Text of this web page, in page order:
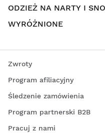
ODZIEŻ NA NARTY I
WYRÓŻNIONE
Zwroty
Program afiliacyjny
Śledzenie zamówienia
Program partnerski B2B
Pracuj z nami